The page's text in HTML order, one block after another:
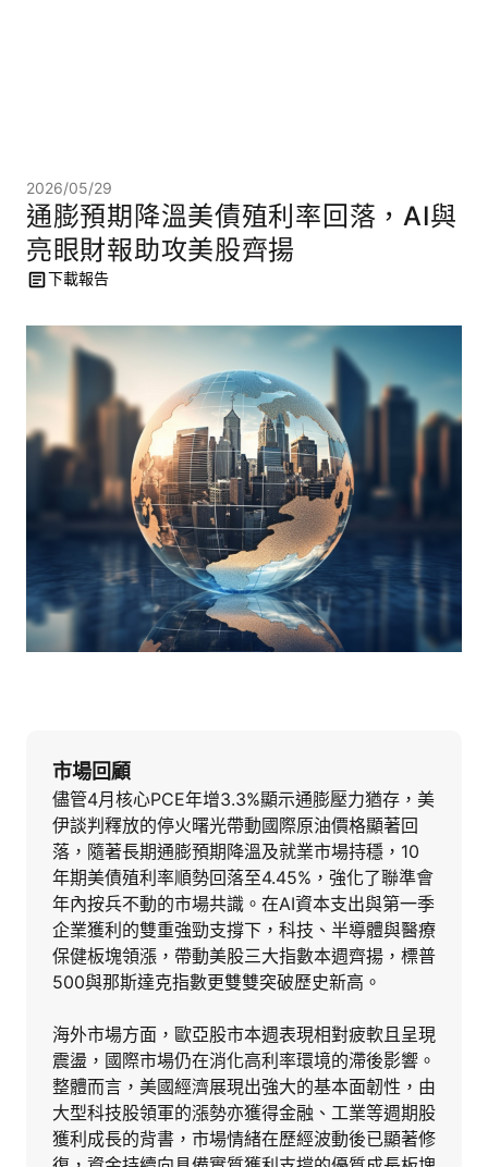
2026/05/29
通膨預期降溫美債殖利率回落，AI與
亮眼財報助攻美股齊揚
下載報告
市場回顧
儘管4月核心PCE年增3.3%顯示通膨壓力猶存，美
伊談判釋放的停火曙光帶動國際原油價格顯著回
落，隨著長期通膨預期降溫及就業市場持穩，10
年期美債殖利率順勢回落至4.45%，強化了聯準會
年內按兵不動的市場共識。在AI資本支出與第一季
企業獲利的雙重強勁支撐下，科技、半導體與醫療
保健板塊領漲，帶動美股三大指數本週齊揚，標普
500與那斯達克指數更雙雙突破歷史新高。
海外市場方面，歐亞股市本週表現相對疲軟且呈現
震盪，國際市場仍在消化高利率環境的滯後影響。
整體而言，美國經濟展現出強大的基本面韌性，由
大型科技股領軍的漲勢亦獲得金融、工業等週期股
獲利成長的背書，市場情緒在歷經波動後已顯著修